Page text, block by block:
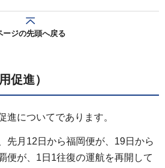
ージの先頭へ戻る
促進）
進についてであります。
先月12日から福岡便が、19日から
便が、1日1往復の運航を再開して